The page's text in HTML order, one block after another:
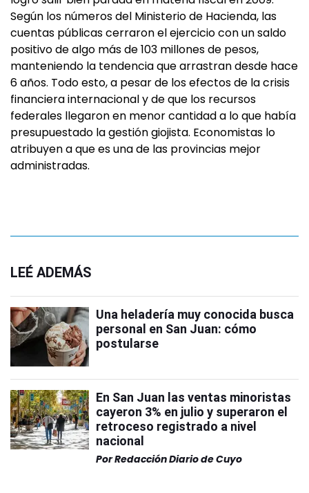
Según los números del Ministerio de Hacienda, las
cuentas públicas cerraron el ejercicio con un saldo
positivo de algo más de 103 millones de pesos,
manteniendo la tendencia que arrastran desde hace
6 años. Todo esto, a pesar de los efectos de la crisis
financiera internacional y de que los recursos
federales llegaron en menor cantidad a lo que había
presupuestado la gestión giojista. Economistas lo
atribuyen a que es una de las provincias mejor
administradas.
LEÉ ADEMÁS
Una heladería muy conocida busca
personal en San Juan: cómo
postularse
En San Juan las ventas minoristas
cayeron 3% en julio y superaron el
retroceso registrado a nivel
nacional
PorRedacción Diario de Cuyo